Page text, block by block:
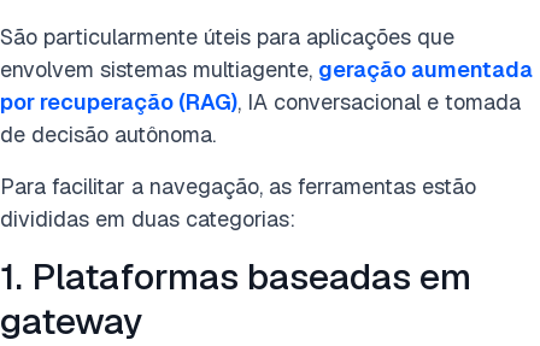
São particularmente úteis para aplicações que
envolvem sistemas multiagente, geração aumentada
por recuperação (RAG), IA conversacional e tomada
de decisão autônoma.
Para facilitar a navegação, as ferramentas estão
divididas em duas categorias:
1. Plataformas baseadas em
gateway